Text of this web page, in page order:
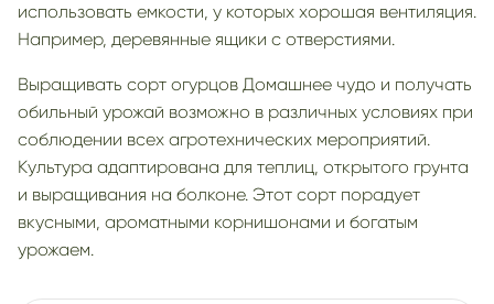
использовать емкости, у которых хорошая вентиляция.
Например, деревянные ящики с отверстиями.
Выращивать сорт огурцов Домашнее чудо и получать
обильный урожай возможно в различных условиях при
соблюдении всех агротехнических мероприятий.
Культура адаптирована для теплиц, открытого грунта
и выращивания на болконе. Этот сорт порадует
вкусными, ароматными корнишонами и богатым
урожаем.